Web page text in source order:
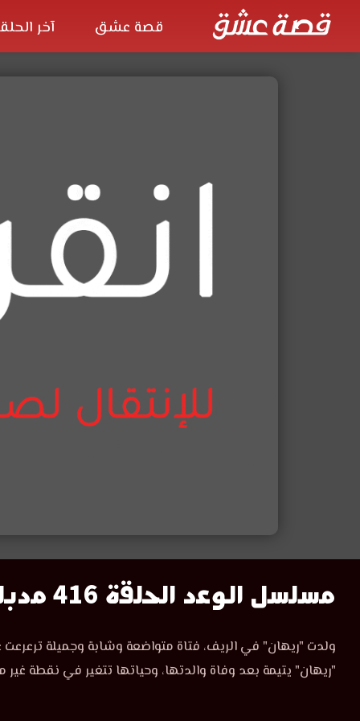
قصة عشق آخر
مسلسل
الوعد
الحلقة
مسلسل الوعد الحلقة 416 مدبلج
مسلسل
الوعد
الحلقة
ولدت "ريهان" في الريف، فتاة متواضعة وشابة وجميلة ترعرعت
"ريهان" يتيمة بعد وفاة والدتها، وحياتها تتغير في نقطة غير